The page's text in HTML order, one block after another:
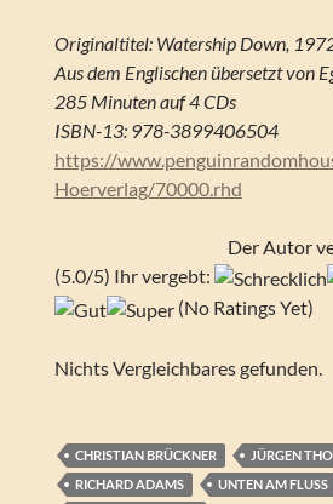
Originaltitel: Watership Down,
Aus dem Englischen übersetzt von
285 Minuten auf 4 CDs
ISBN-13: 978-3899406504
https://
Hoerverlag/70000.rhd
Der Autor
(5.0/5) Ihr vergebt:
(No Ratings Yet)
Nichts Vergleichbares gefunden.
CHRISTIAN BRÜCKNER
JÜRGEN
RICHARD ADAMS
UNTEN AM FLUSS